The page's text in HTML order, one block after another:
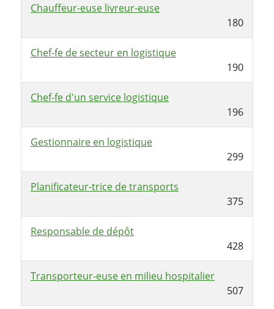
Chauffeur-euse livreur-euse
180
Chef-fe de secteur en logistique
190
Chef-fe d'un service logistique
196
Gestionnaire en logistique
299
Planificateur-trice de transports
375
Responsable de dépôt
428
Transporteur-euse en milieu hospitalier
507